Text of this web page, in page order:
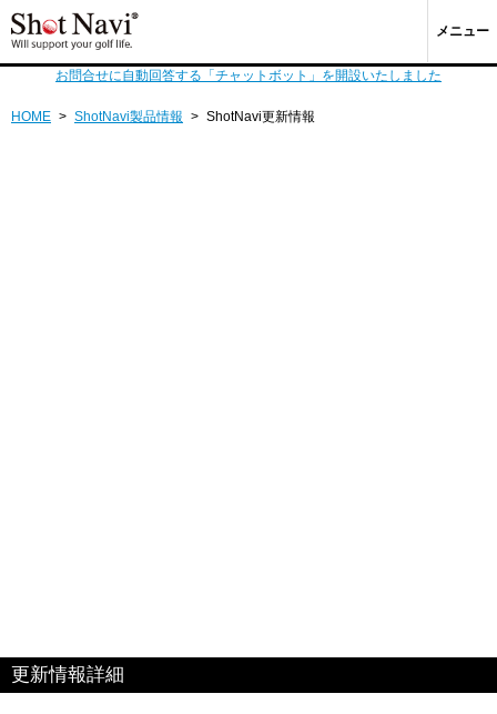
メニュー
お問合せに自動回答する「チャットボット」を開設いたしました
HOME > ShotNavi製品情報 > ShotNavi更新情報
更新情報詳細